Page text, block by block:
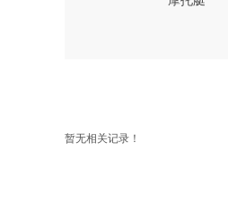
暂无相关记录！